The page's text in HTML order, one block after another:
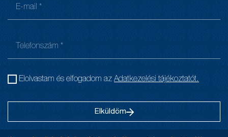
Elolvastam és elfogadom az Adatkezelési tájékoztatót.
Elküldöm